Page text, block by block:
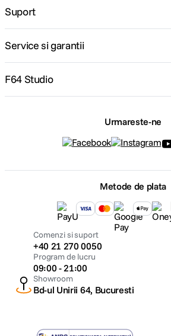
Suport
Service si garantii
F64 Studio
Urmareste-ne
Metode de plata
Comenzi si suport
+40 21 270 0050
Program de lucru
09:00 - 21:00
Showroom
Bd-ul Unirii 64, Bucuresti